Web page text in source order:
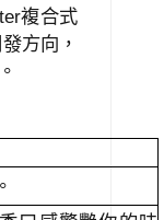
複合式
方向，